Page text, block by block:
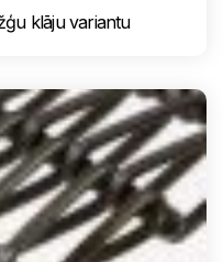
klāju variantu